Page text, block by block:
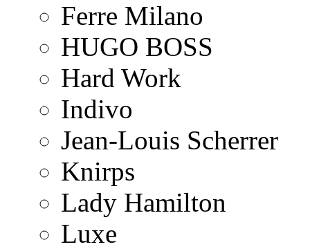
Ferre Milano
HUGO BOSS
Hard Work
Indivo
Jean-Louis Scherrer
Knirps
Lady Hamilton
Luxe